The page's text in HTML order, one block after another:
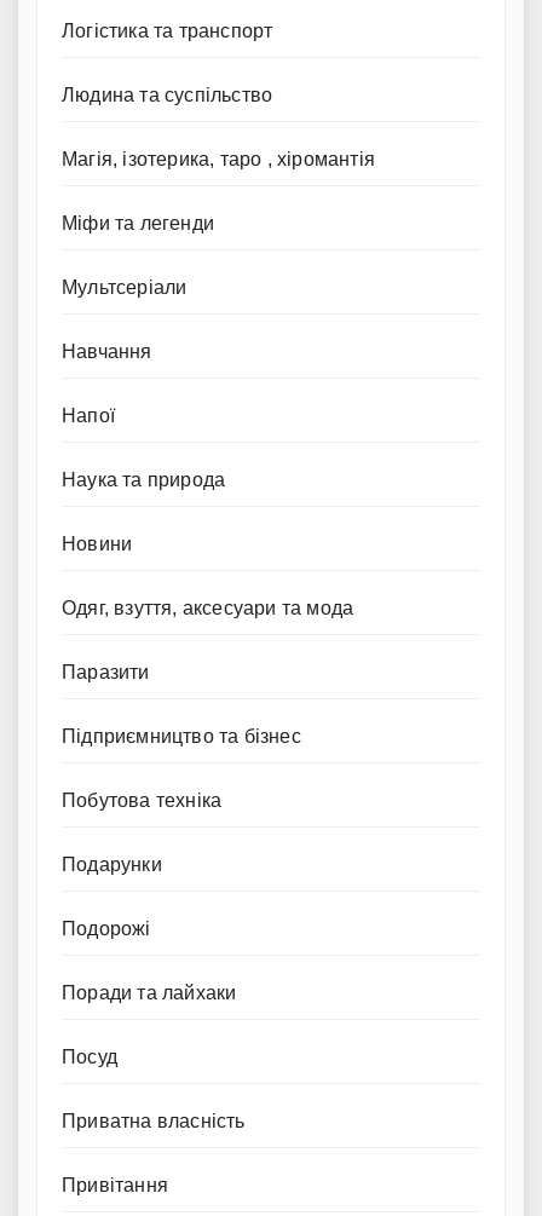
Логістика та транспорт
Людина та суспільство
Магія, ізотерика, таро , хіромантія
Міфи та легенди
Мультсеріали
Навчання
Напої
Наука та природа
Новини
Одяг, взуття, аксесуари та мода
Паразити
Підприємництво та бізнес
Побутова техніка
Подарунки
Подорожі
Поради та лайхаки
Посуд
Приватна власність
Привітання